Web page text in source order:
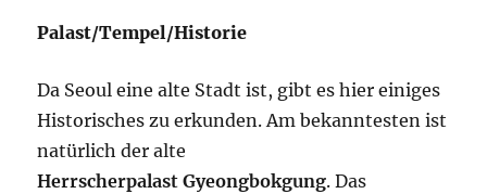
Palast/Tempel/Historie
Da Seoul eine alte Stadt ist, gibt es hier einiges
Historisches zu erkunden. Am bekanntesten ist
natürlich der alte
Herrscherpalast Gyeongbokgung. Das